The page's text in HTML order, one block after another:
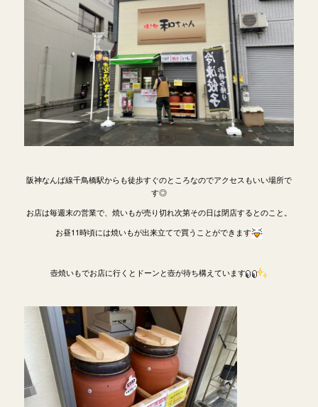
阪神なんば線千鳥橋駅からも徒歩すぐのところなのでアクセスもいい場所で
す◎
お店は毎週末の営業で、焼いもが売り切れ次第その日は閉店するとのこと。
お昼11時頃には焼いもが出来立てで買うことができます
壺焼いもでお店に行くとドーンと壺が待ち構えています